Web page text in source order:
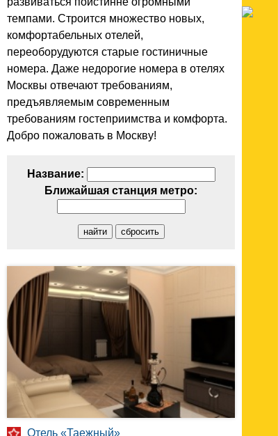
темпами. Строится множество новых,
комфортабельных отелей,
переоборудуются старые гостиничные
номера. Даже недорогие номера в отелях
Москвы отвечают требованиям,
предъявляемым современным
требованиям гостеприимства и комфорта.
Добро пожаловать в Москву!
Название:
Ближайшая станция метро:
Отель «Таежный»